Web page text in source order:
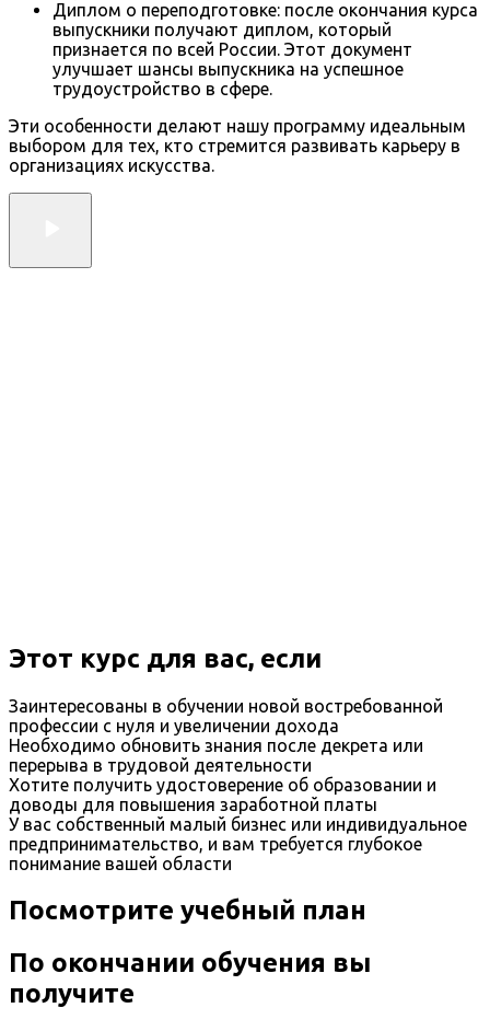
Диплом о переподготовке: после окончания курса
выпускники получают диплом, который
признается по всей России. Этот документ
улучшает шансы выпускника на успешное
трудоустройство в сфере.
Эти особенности делают нашу программу идеальным
выбором для тех, кто стремится развивать карьеру в
организациях искусства.
Этот курс для вас, если
Заинтересованы в обучении новой востребованной
профессии с нуля и увеличении дохода
Необходимо обновить знания после декрета или
перерыва в трудовой деятельности
Хотите получить удостоверение об образовании и
доводы для повышения заработной платы
У вас собственный малый бизнес или индивидуальное
предпринимательство, и вам требуется глубокое
понимание вашей области
Посмотрите учебный план
По окончании обучения вы
получите